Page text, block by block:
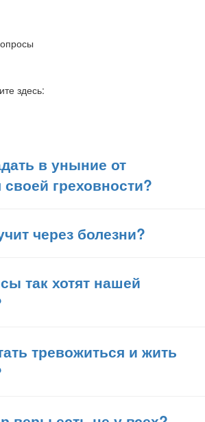
здесь:
в уныние от
греховности?
через болезни?
так хотят нашей
тревожиться и жить